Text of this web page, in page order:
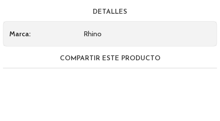
DETALLES
Marca: Rhino
COMPARTIR ESTE PRODUCTO